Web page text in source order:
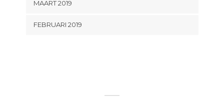
MAART 2019
FEBRUARI 2019